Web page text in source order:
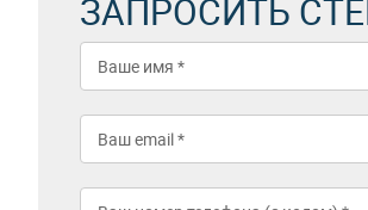
ЗАПРОСИТЬ